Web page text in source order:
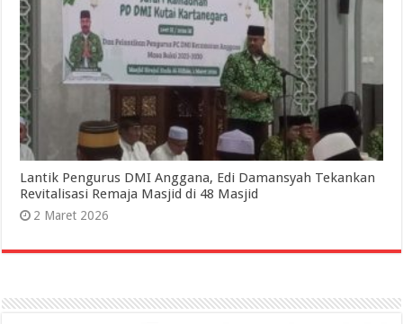
Lantik Pengurus DMI Anggana, Edi Damansyah Tekankan
Revitalisasi Remaja Masjid di 48 Masjid
2 Maret 2026